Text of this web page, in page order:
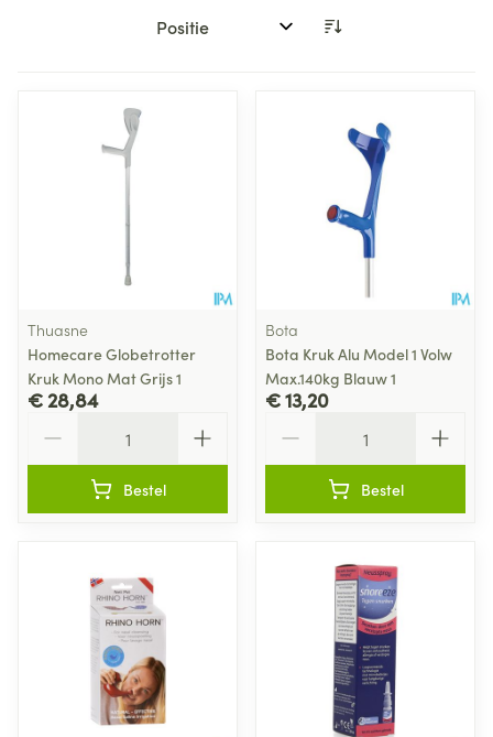
Sorteer op:
Thuasne
Homecare Globetrotter
Kruk Mono Mat Grijs 1
€ 28,84
Bestel
Bota
Bota Kruk Alu Model 1 Volw
Max.140kg Blauw 1
€ 13,20
Bestel